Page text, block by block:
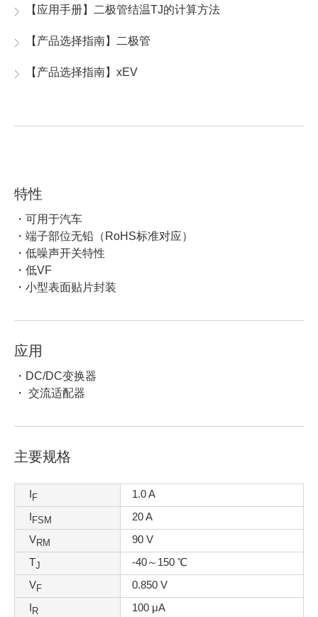
【应用手册】二极管结温TJ的计算方法
【产品选择指南】二极管
【产品选择指南】xEV
特性
・可用于汽车
・端子部位无铅（RoHS标准对应）
・低噪声开关特性
・低VF
・小型表面贴片封装
应用
・DC/DC变换器
・ 交流适配器
主要规格
I F
1.0 A
I FSM
20 A
VRM
90 V
TJ
-40～150 ℃
VF
0.850 V
I R
100 μA